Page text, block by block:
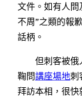
文件。如有人
不周”之類的報
話柄。
但刺客被俄
鞠問講座場地刺
拜訪本相，很